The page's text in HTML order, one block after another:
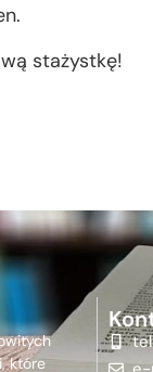
stażystkę!
które